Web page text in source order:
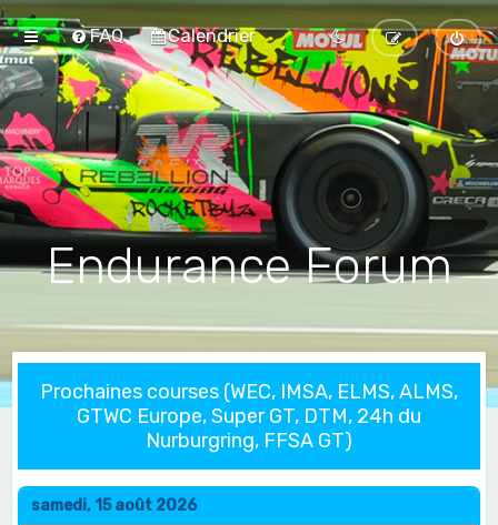
FAQ Calendrier
Endurance Forum
Prochaines courses (WEC, IMSA, ELMS, ALMS,
GTWC Europe, Super GT, DTM, 24h du
Nurburgring, FFSA GT)
samedi, 15 août 2026